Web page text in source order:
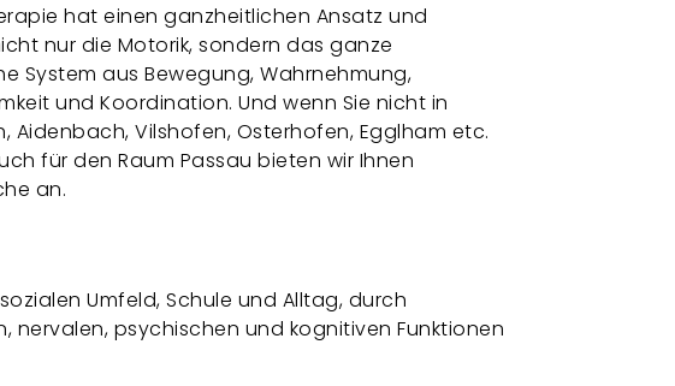
hat einen ganzheitlichen Ansatz und
nur die Motorik, sondern das ganze
System aus Bewegung, Wahrnehmung,
und Koordination. Und wenn Sie nicht in
Aidenbach, Vilshofen, Osterhofen, Egglham etc.
für den Raum Passau bieten wir Ihnen
an.
Umfeld, Schule und Alltag, durch
nervalen, psychischen und kognitiven Funktionen